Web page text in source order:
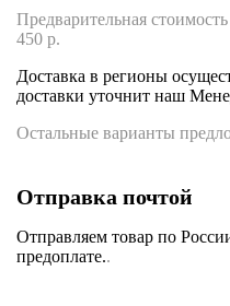
Предварительная
450 р.
Доставка в регионы
доставки уточнит наш
Остальные варианты
Отправка почтой
Отправляем товар по
предоплате..